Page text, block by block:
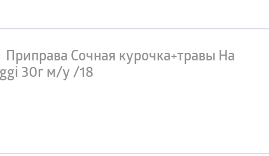
Приправа Сочная курочка+травы На
30г м/у /18